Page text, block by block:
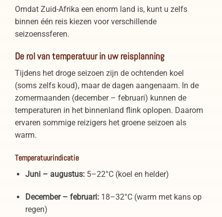
Omdat Zuid-Afrika een enorm land is, kunt u zelfs
binnen één reis kiezen voor verschillende
seizoenssferen.
De rol van temperatuur in uw reisplanning
Tijdens het droge seizoen zijn de ochtenden koel
(soms zelfs koud), maar de dagen aangenaam. In de
zomermaanden (december – februari) kunnen de
temperaturen in het binnenland flink oplopen. Daarom
ervaren sommige reizigers het groene seizoen als
warm.
Temperatuurindicatie
Juni – augustus:5–22°C (koel en helder)
December – februari:18–32°C (warm met kans op
regen)